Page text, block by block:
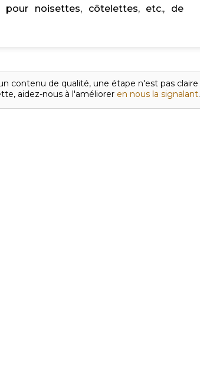
noisettes, côtelettes, etc., de
contenu de qualité, une étape n'est pas claire
aidez-nous à l'améliorer en nous la signalant.